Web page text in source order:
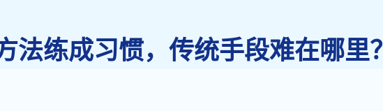
法练成习惯，传统手段难在哪里？